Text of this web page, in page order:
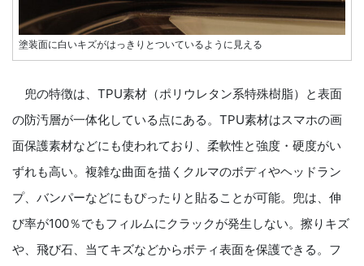
塗装面に白いキズがはっきりとついているように見える
兜の特徴は、TPU素材（ポリウレタン系特殊樹脂）と表面
の防汚層が一体化している点にある。TPU素材はスマホの画
面保護素材などにも使われており、柔軟性と強度・硬度がい
ずれも高い。複雑な曲面を描くクルマのボディやヘッドラン
プ、バンパーなどにもぴったりと貼ることが可能。兜は、伸
び率が100％でもフィルムにクラックが発生しない。擦りキズ
や、飛び石、当てキズなどからボティ表面を保護できる。フ